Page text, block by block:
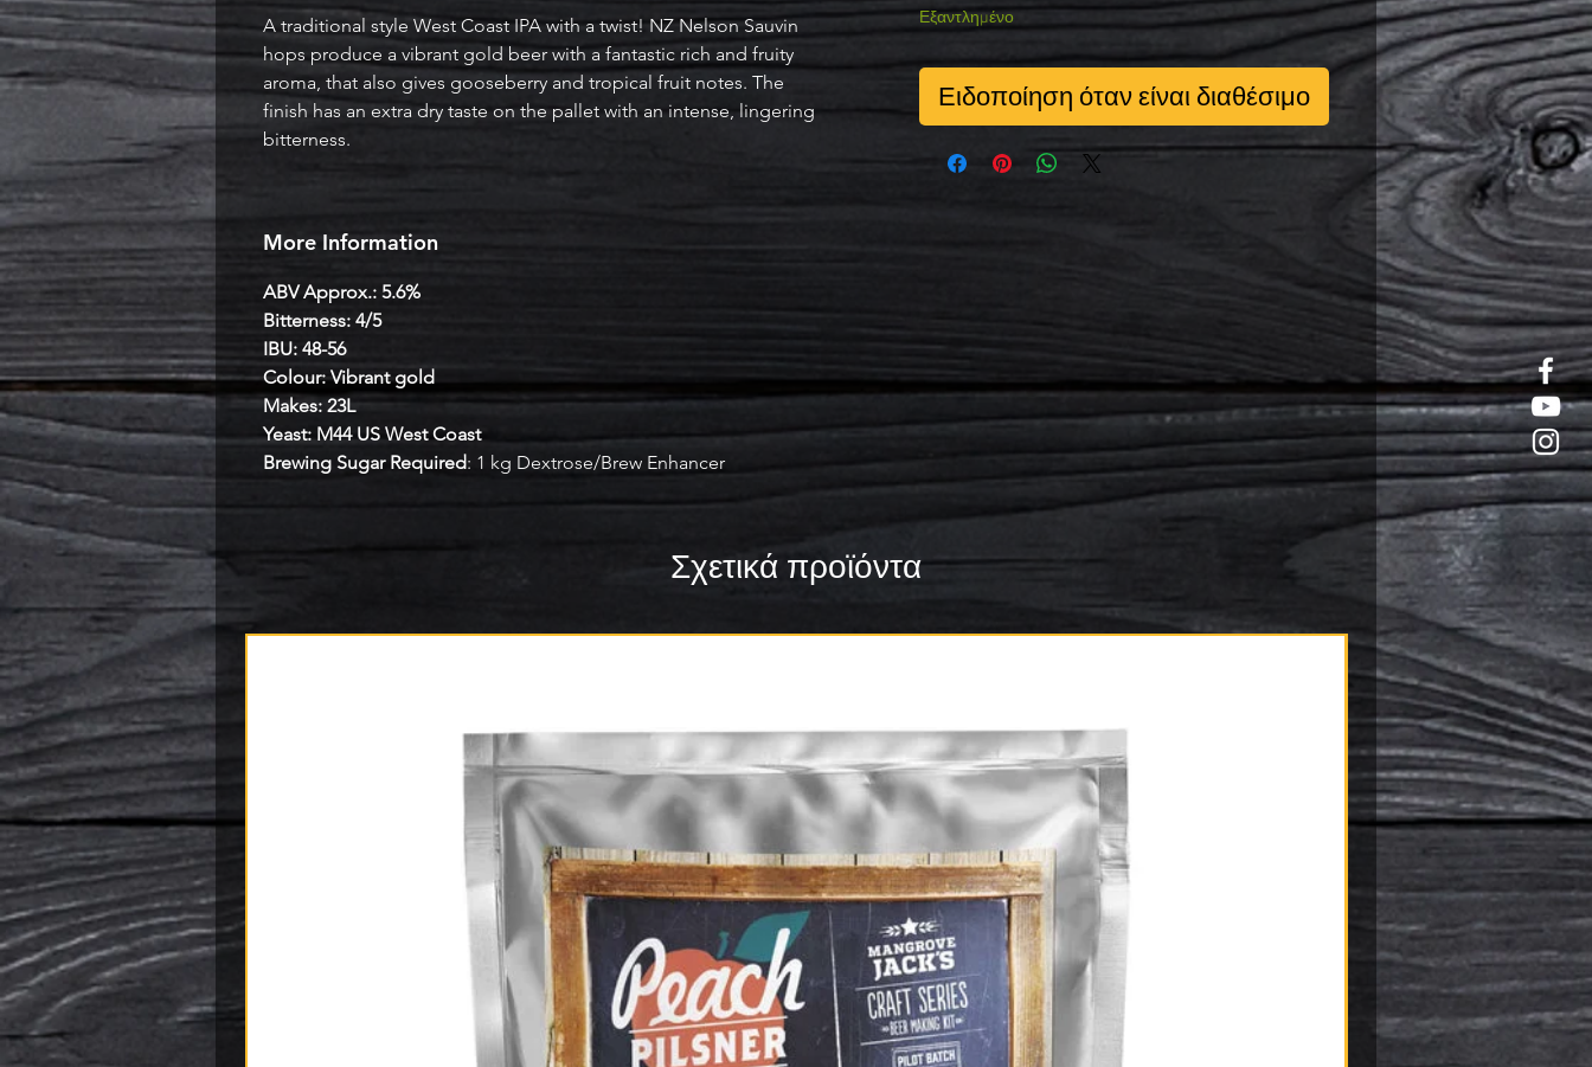
A traditional style West Coast IPA with a twist! NZ Nelson Sauvin
hops produce a vibrant gold beer with a fantastic rich and fruity
aroma, that also gives gooseberry and tropical fruit notes. The
finish has an extra dry taste on the pallet with an intense, lingering
bitterness.
More Information
ABV Approx.: 5.6%
Bitterness: 4/5
IBU: 48-56
Colour: Vibrant gold
Makes: 23L
Yeast: M44 US West Coast
Brewing Sugar Required: 1 kg Dextrose/Brew Enhancer
Εξαντλημένο
Ειδοποίηση όταν είναι διαθέσιμο
Σχετικά προϊόντα